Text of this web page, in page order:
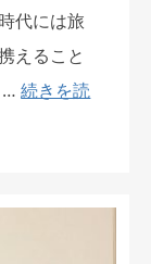
代には旅
えること
…続きを読